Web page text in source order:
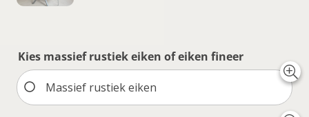
Kies massief rustiek eiken of eiken fineer
Massief rustiek eiken